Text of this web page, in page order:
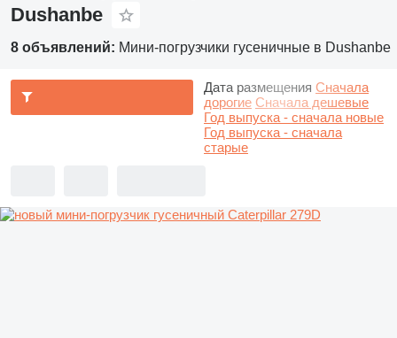
Dushanbe
8 объявлений: Мини-погрузчики гусеничные в Dushanbe
Дата размещения Сначала
дорогие Сначала дешевые
Год выпуска - сначала новые
Год выпуска - сначала
старые